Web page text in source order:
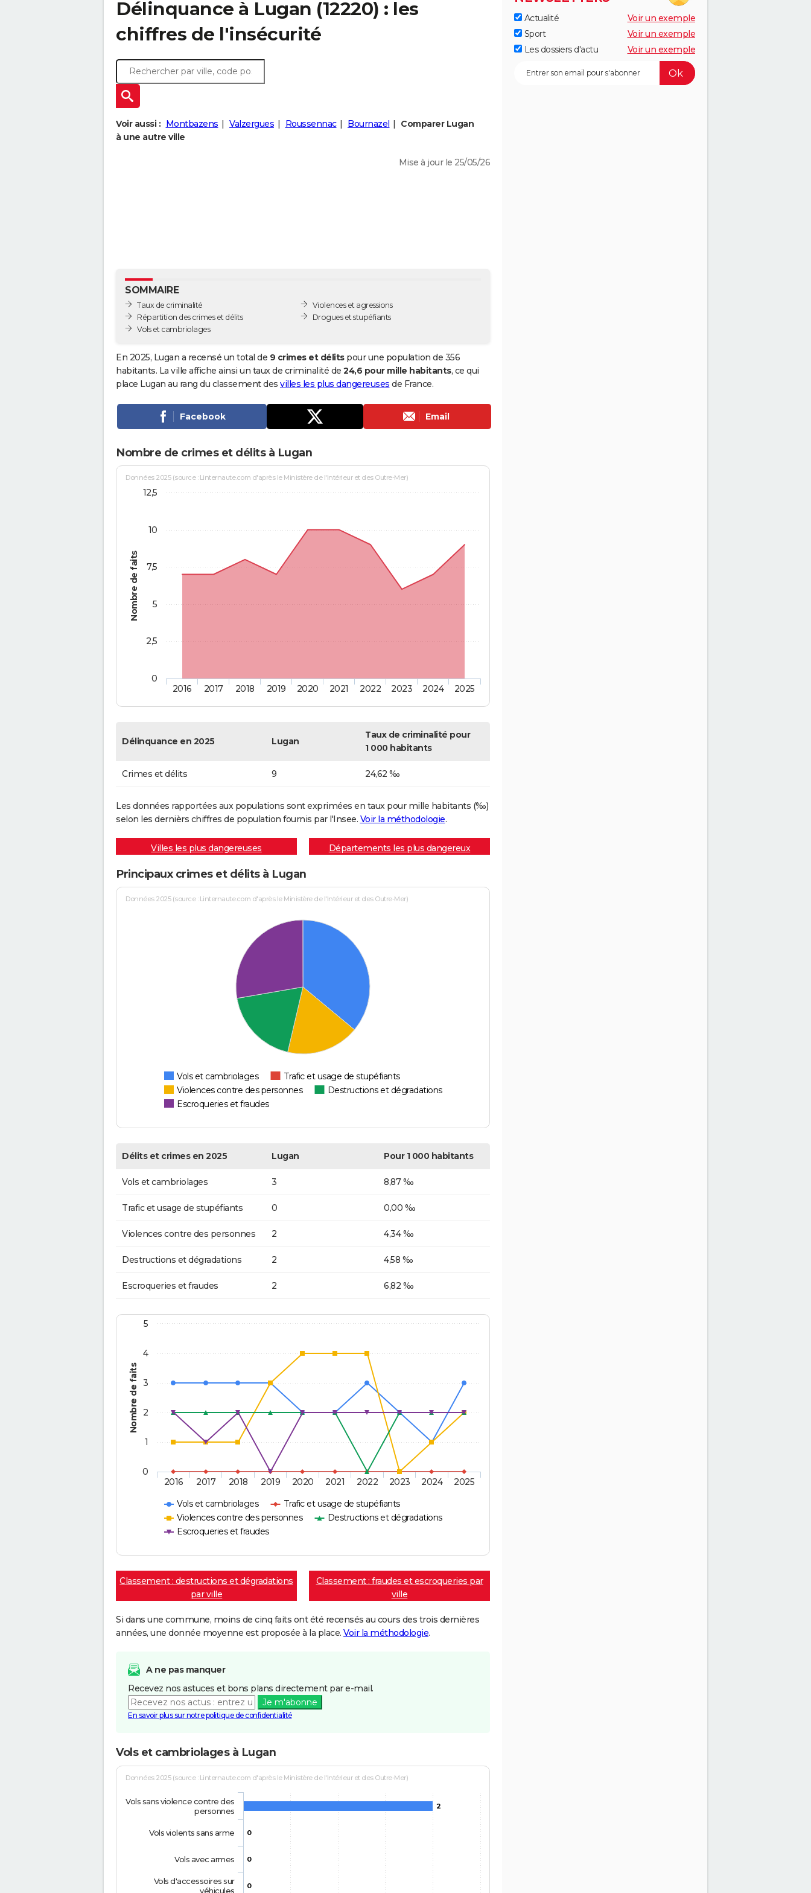
Délinquance à Lugan (12220) : les
chiffres de l'insécurité
Voir aussi : Montbazens Valzergues Roussennac Bournazel
Comparer Lugan
à une autre ville
Mise à jour le 25/05/26
SOMMAIRE
Taux de criminalité
Répartition des crimes et délits
Vols et cambriolages
Violences et agressions
Drogues et stupéfiants
En 2025, Lugan a recensé un total de 9 crimes et délitspour une population de 356
habitants. La ville affiche ainsi un taux de criminalité de 24,6 pour mille habitants, ce qui
place Lugan au rang du classement des villes les plus dangereuses de France.
Facebook Email
Nombre de crimes et délits à Lugan
Nombre de faits
Données 2025 (source : Linternaute.com d'après le Ministère de l'Intérieur et des Outre-Mer)
2016 2017 2018 2019 2020 2021 2022 2023 2024 2025
0
2,5
5
7,5
10
12,5
Délinquance en 2025 Lugan
Taux de criminalité pour
1 000 habitants
Crimes et délits 9 24,62 ‰
Les données rapportées aux populations sont exprimées en taux pour mille habitants (‰)
selon les dernièrs chiffres de population fournis par l'Insee. Voir la méthodologie.
Villes les plus dangereuses Départements les plus dangereux
Principaux crimes et délits à Lugan
Données 2025 (source : Linternaute.com d'après le Ministère de l'Intérieur et des Outre-Mer)
Vols et cambriolages
Trafic et usage de stupéfiants
Violences contre des personnes
Destructions et dégradations
Escroqueries et fraudes
Délits et crimes en 2025 Lugan Pour 1 000 habitants
Vols et cambriolages 3 8,87 ‰
Trafic et usage de stupéfiants 0 0,00 ‰
Violences contre des personnes 2 4,34 ‰
Destructions et dégradations 2 4,58 ‰
Escroqueries et fraudes 2 6,82 ‰
Nombre de faits
Vols et cambriolages
Trafic et usage de stupéfiants
Violences contre des personnes
Destructions et dégradations
Escroqueries et fraudes
2016 2017 2018 2019 2020 2021 2022 2023 2024 2025
0
1
2
3
4
5
Classement : destructions et dégradations
par ville
Classement : fraudes et escroqueries par
ville
Si dans une commune, moins de cinq faits ont été recensés au cours des trois dernières
années, une donnée moyenne est proposée à la place. Voir la méthodologie.
A ne pas manquer
Recevez nos astuces et bons plans directement par e-mail.
Je m'abonne
En savoir plus sur notre politique de confidentialité
Vols et cambriolages à Lugan
Données 2025 (source : Linternaute.com d'après le Ministère de l'Intérieur et des Outre-Mer)
2
0
0
0
Vols sans violence contre des
personnes
Vols violents sans arme
Vols avec armes
Vols d'accessoires sur
véhicules
Actualité
Voir un exemple
Sport
Voir un exemple
Les dossiers d'actu
Voir un exemple